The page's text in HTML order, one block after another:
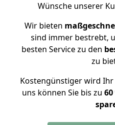
Wünsche unserer
Wir bieten
sind immer bestrebt,
besten Service zu den
zu
Kostengünstiger wird
uns können Sie bis zu